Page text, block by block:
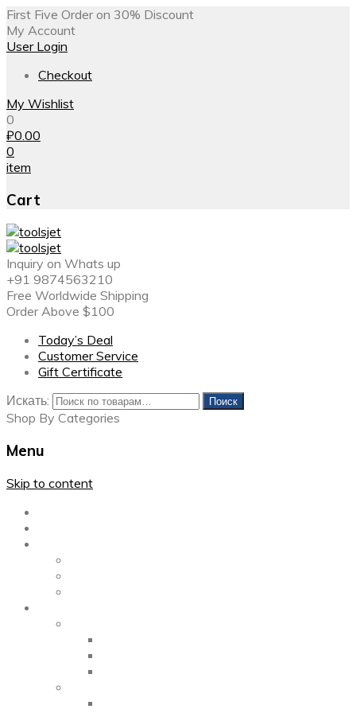
First Five Order on 30% Discount
My Account
User Login
Checkout
My Wishlist
0
₽0.00
0
item
Cart
Inquiry on Whats up
+91 9874563210
Free Worldwide Shipping
Order Above $100
Today’s Deal
Customer Service
Gift Certificate
Искать:
Поиск
Shop By Categories
Menu
Skip to content